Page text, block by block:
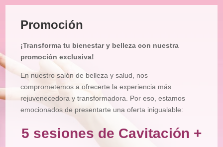
Tratamiento
Tratamiento
Depilación
Manicura
y
Pedicura
Maquillajes
Micropigmentación
Promoción
¡Transforma tu bienestar y belleza con nuestra
promoción exclusiva!
En nuestro salón de belleza y salud, nos
comprometemos a ofrecerte la experiencia más
rejuvenecedora y transformadora. Por eso, estamos
emocionados de presentarte una oferta inigualable:
5 sesiones de Cavitación +